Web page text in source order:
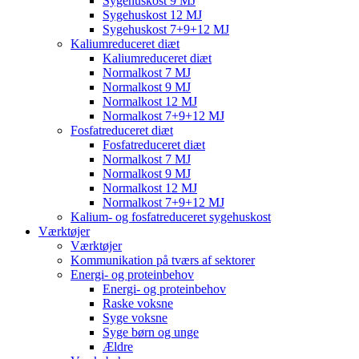
Sygehuskost 12 MJ
Sygehuskost 7+9+12 MJ
Kaliumreduceret diæt
Kaliumreduceret diæt
Normalkost 7 MJ
Normalkost 9 MJ
Normalkost 12 MJ
Normalkost 7+9+12 MJ
Fosfatreduceret diæt
Fosfatreduceret diæt
Normalkost 7 MJ
Normalkost 9 MJ
Normalkost 12 MJ
Normalkost 7+9+12 MJ
Kalium- og fosfatreduceret sygehuskost
Værktøjer
Værktøjer
Kommunikation på tværs af sektorer
Energi- og proteinbehov
Energi- og proteinbehov
Raske voksne
Syge voksne
Syge børn og unge
Ældre